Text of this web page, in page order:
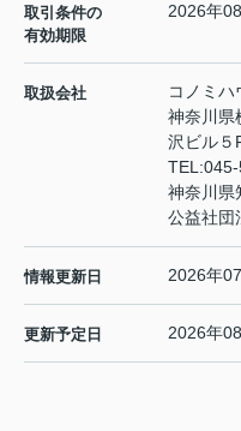
取引条件の
有効期限
2026年
取扱会社
コノミハ
神奈川県
沢ビル５
TEL:
神奈川県
公益社
情報更新日 2026年
更新予定日 2026年